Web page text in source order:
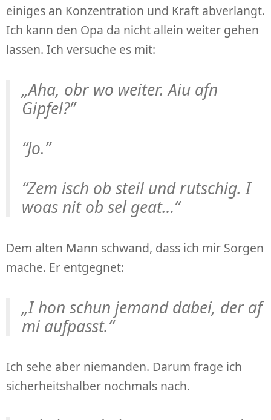
einiges an Konzentration und Kraft abverlangt.
Ich kann den Opa da nicht allein weiter gehen
lassen. Ich versuche es mit:
„Aha, obr wo weiter. Aiu afn
Gipfel?”
“Jo.”
“Zem isch ob steil und rutschig. I
woas nit ob sel geat…“
Dem alten Mann schwand, dass ich mir Sorgen
mache. Er entgegnet:
„I hon schun jemand dabei, der af
mi aufpasst.“
Ich sehe aber niemanden. Darum frage ich
sicherheitshalber nochmals nach.